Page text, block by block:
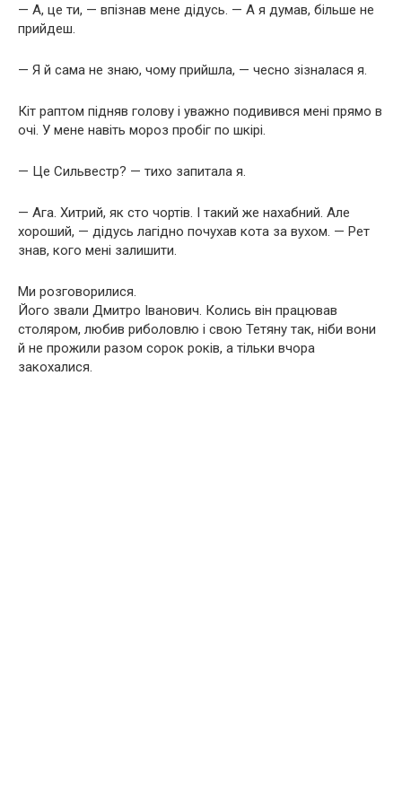
— А, це ти, — впізнав мене дідусь. — А я думав, більше не
прийдеш.
— Я й сама не знаю, чому прийшла, — чесно зізналася я.
Кіт раптом підняв голову і уважно подивився мені прямо в
очі. У мене навіть мороз пробіг по шкірі.
— Це Сильвестр? — тихо запитала я.
— Ага. Хитрий, як сто чортів. І такий же нахабний. Але
хороший, — дідусь лагідно почухав кота за вухом. — Рет
знав, кого мені залишити.
Ми розговорилися.
Його звали Дмитро Іванович. Колись він працював
столяром, любив риболовлю і свою Тетяну так, ніби вони
й не прожили разом сорок років, а тільки вчора
закохалися.